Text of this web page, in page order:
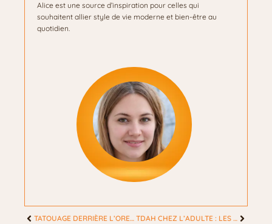
Alice est une source d’inspiration pour celles qui
souhaitent allier style de vie moderne et bien-être au
quotidien.
TATOUAGE DERRIÈRE L’OREILLE : UN SYMBOLE FÉMININ AU MESSAGE DISCRET ET PERSONNEL TDAH CHEZ L’ADULTE : LES SIGNES POUR MIEUX COMPRENDRE LES SYMPTÔMES